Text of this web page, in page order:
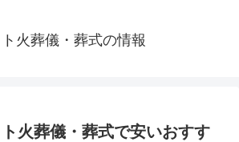
火葬儀・葬式の情報
火葬儀・葬式で安いおすす